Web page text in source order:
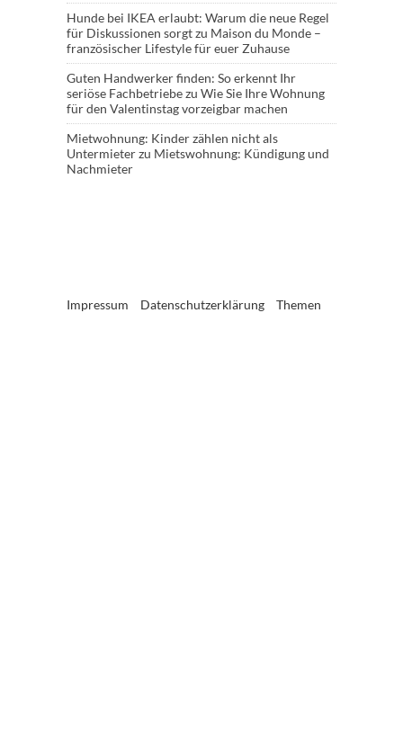
Hunde bei IKEA erlaubt: Warum die neue Regel
für Diskussionen sorgtzu Maison du Monde –
französischer Lifestyle für euer Zuhause
Guten Handwerker finden: So erkennt Ihr
seriöse Fachbetriebezu Wie Sie Ihre Wohnung
für den Valentinstag vorzeigbar machen
Mietwohnung: Kinder zählen nicht als
Untermieterzu Mietswohnung: Kündigung und
Nachmieter
Impressum Datenschutzerklärung Themen